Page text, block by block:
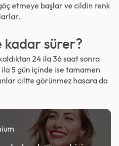
etmeye başlar ve cildin renk
kadar sürer?
24 ila 36 saat sonra
5 gün içinde ise tamamen
ciltte görünmez hasara da